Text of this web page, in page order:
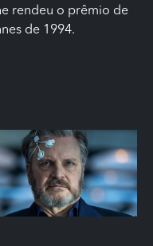
rendeu o prêmio de
de 1994.